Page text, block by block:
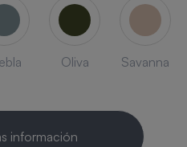
Oliva Savanna
información